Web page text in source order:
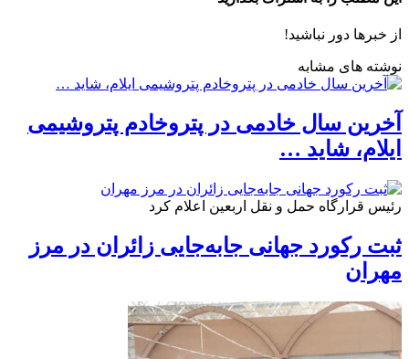
از خبرها دور نباشید!
نوشته های مشابه
آخرین سال خادمی در پتروخادم پتروشیمی
ایلام، شاید …
رئیس قرارگاه حمل و نقل اربعین اعلام کرد
ثبت رکورد جهانی جابه‌جایی زائران در مرز
مهران